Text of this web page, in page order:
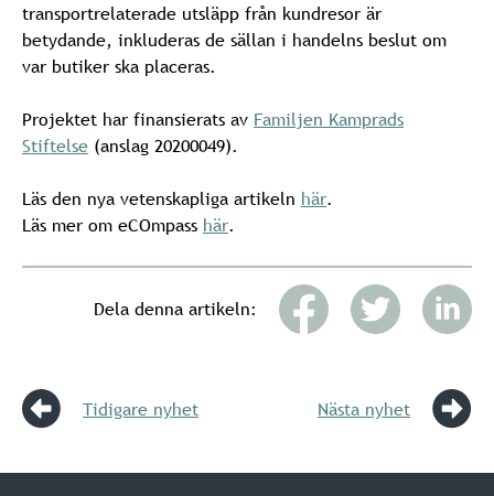
transportrelaterade utsläpp från kundresor är
betydande, inkluderas de sällan i handelns beslut om
var butiker ska placeras.
Projektet har finansierats av Familjen Kamprads
Stiftelse (anslag 20200049).
Läs den nya vetenskapliga artikeln här.
Läs mer om eCOmpass här.
Dela denna artikeln:
Tidigare nyhet Nästa nyhet